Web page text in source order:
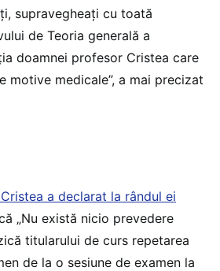
supravegheați cu toată
de Teoria generală a
doamnei profesor Cristea care
motive medicale”, a mai precizat
a declarat la rândul ei
„Nu există nicio prevedere
titularului de curs repetarea
de la o sesiune de examen la